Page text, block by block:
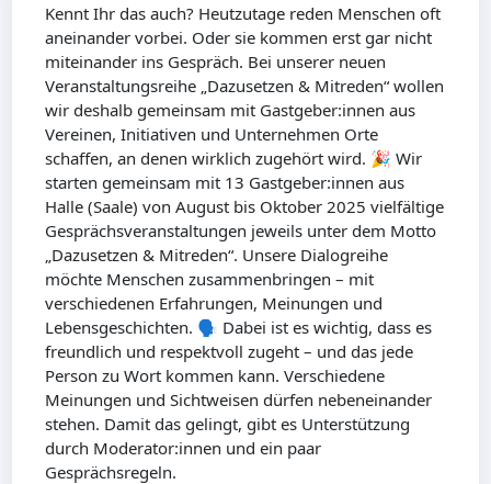
Kennt Ihr das auch? Heutzutage reden Menschen oft
aneinander vorbei. Oder sie kommen erst gar nicht
miteinander ins Gespräch. Bei unserer neuen
Veranstaltungsreihe „Dazusetzen & Mitreden“ wollen
wir deshalb gemeinsam mit Gastgeber:innen aus
Vereinen, Initiativen und Unternehmen Orte
schaffen, an denen wirklich zugehört wird. 🎉 Wir
starten gemeinsam mit 13 Gastgeber:innen aus
Halle (Saale) von August bis Oktober 2025 vielfältige
Gesprächsveranstaltungen jeweils unter dem Motto
„Dazusetzen & Mitreden“. Unsere Dialogreihe
möchte Menschen zusammenbringen – mit
verschiedenen Erfahrungen, Meinungen und
Lebensgeschichten. 🗣 Dabei ist es wichtig, dass es
freundlich und respektvoll zugeht – und das jede
Person zu Wort kommen kann. Verschiedene
Meinungen und Sichtweisen dürfen nebeneinander
stehen. Damit das gelingt, gibt es Unterstützung
durch Moderator:innen und ein paar
Gesprächsregeln.